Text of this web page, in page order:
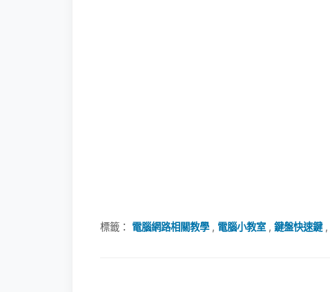
標籤： 電腦網路相關教學, 電腦小教室 , 鍵盤快速鍵,